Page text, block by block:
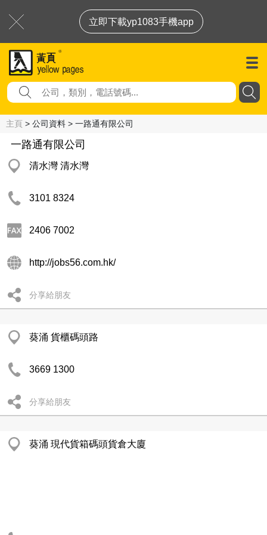
立即下載yp1083手機app
主頁 > 公司資料 > 一路通有限公司
一路通有限公司
清水灣 清水灣
3101 8324
2406 7002
http://jobs56.com.hk/
分享給朋友
葵涌 貨櫃碼頭路
3669 1300
分享給朋友
葵涌 現代貨箱碼頭貨倉大廈